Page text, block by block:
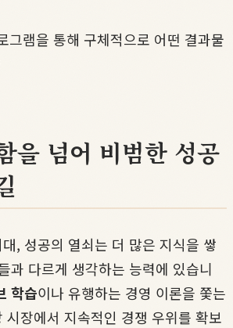
그램을 통해 구체적으로 어떤 결과물
을 넘어 비범한 성공
, 성공의 열쇠는 더 많은 지식을 쌓
과 다르게 생각하는 능력에 있습니
학습이나 유행하는 경영 이론을 쫓는
시장에서 지속적인 경쟁 우위를 확보